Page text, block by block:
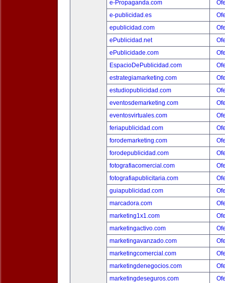
e-Propaganda.com
e-publicidad.es
epublicidad.com
ePublicidad.net
ePublicidade.com
EspacioDePublicidad.com
estrategiamarketing.com
estudiopublicidad.com
eventosdemarketing.com
eventosvirtuales.com
feriapublicidad.com
forodemarketing.com
forodepublicidad.com
fotografiacomercial.com
fotografiapublicitaria.com
guiapublicidad.com
marcadora.com
marketing1x1.com
marketingactivo.com
marketingavanzado.com
marketingcomercial.com
marketingdenegocios.com
marketingdeseguros.com